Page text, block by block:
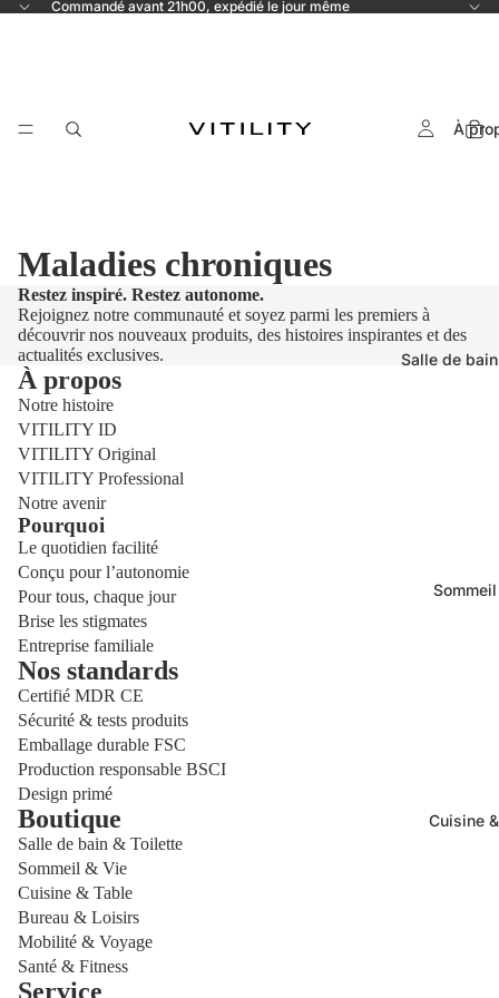
Commandé avant 21h00, expédié le jour même
À
Salle de
Cuisine
Maladies chroniques
Restez inspiré. Restez autonome.
Rejoignez notre communauté et soyez parmi les premiers à
découvrir nos nouveaux produits, des histoires inspirantes et des
actualités exclusives.
À propos
Notre histoire
VITILITY ID
VITILITY Original
VITILITY Professional
Notre avenir
Pourquoi
Le quotidien facilité
Conçu pour l’autonomie
Pour tous, chaque jour
Brise les stigmates
Entreprise familiale
Nos standards
Certifié MDR CE
Sécurité & tests produits
Emballage durable FSC
Production responsable BSCI
Design primé
Boutique
Salle de bain & Toilette
Sommeil & Vie
Cuisine & Table
Bureau & Loisirs
Mobilité & Voyage
Santé & Fitness
Service